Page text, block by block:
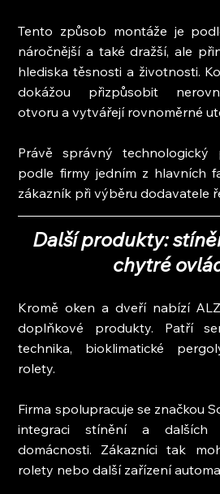
Tento způsob montáže je
náročnější a také dražší, ale
hlediska těsnosti a životnosti.
dokážou přizpůsobit
otvoru a vytvářejí rovnoměrné
Právě správný
podle firmy jedním z hlavních
zákazník při výběru dodavatele
Další produkty:
chytré
Kromě oken a dveří nabízí
doplňkové produkty. Patří
technika, bioklimatické
rolety.
Firma spolupracuje se značkou
integraci stínění a
domácnosti. Zákazníci tak
rolety nebo další zařízení